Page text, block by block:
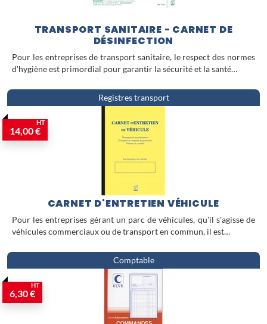
des risques liés à l'alcool et à la drogue
particulièrement sensibles dans ce
secteur exigeant.
TRANSPORT SANITAIRE - CARNET DE
DÉSINFECTION
Pour les entreprises de transport sanitaire, le respect des normes
d'hygiène est primordial pour garantir la sécurité et la santé…
Registres transport
14,00 €
HT
CARNET D'ENTRETIEN VÉHICULE
Pour les entreprises gérant un parc de véhicules, qu'il s'agisse de
véhicules commerciaux ou de transport en commun, il est…
Comptable
6,30 €
HT